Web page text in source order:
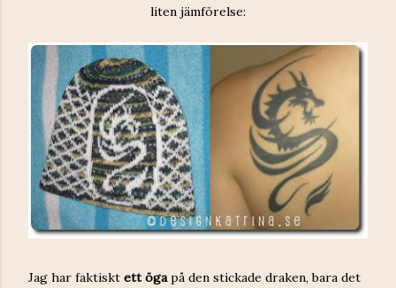
liten jämförelse:
Jag har faktiskt ett öga på den stickade draken, bara det